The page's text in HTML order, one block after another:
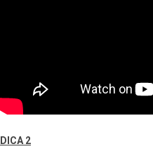
DICA 2